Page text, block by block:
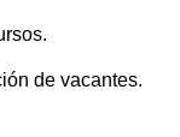
de vacantes.